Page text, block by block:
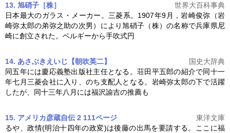
13. 旭硝子［株］
世界大百科事典
日本最大のガラス・メーカー。三菱系。1907年9月，岩崎俊弥（岩
崎弥太郎の弟弥之助の次男）により旭硝子（株）の名称で兵庫県尼
崎に創立された。ベルギーから手吹式円
14. あさぶきえいじ【朝吹英二】
国史大辞典
同五年には慶応義塾出版社主任となる。荘田平五郎の紹介で同十一
年七月三菱会社に入り、のち支配人となる。 岩崎弥太郎の下で活躍
したが、同十三年八月には福沢諭吉の推薦も
15. アメリカ彦蔵自伝 2 111ページ
東洋文庫
るや、政情(明治十四年の政変)は後藤の出馬を要請する。ここに福